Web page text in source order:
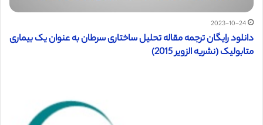
2023-10-24
دانلود رایگان ترجمه مقاله تحلیل ساختاری سرطان به عنوان یک بیماری
متابولیک (نشریه الزویر 2015)